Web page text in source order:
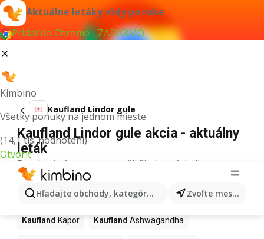
Aktuálne letáky vždy po ruke
Pridať do Chrome - ZADARMO
Kimbino
Všetky ponuky na jednom mieste
(14,1 tis. hodnotení)
Otvoriť
Hľadajte obchody, kategórie, produkty... Zvoľte mesto
Kaufland Lindor gule
Kaufland Lindor gule akcia - aktuálny
leták
Pre daný výraz sme nenašli žiadne výsledky.
Ďalšie produkty v obchodoch
Kaufland
Kaufland Kapor Kaufland Ashwagandha